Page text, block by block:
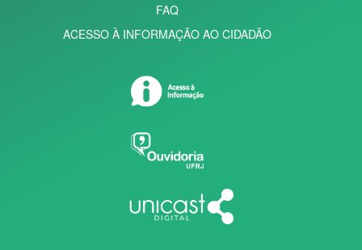
FAQ
ACESSO À INFORMAÇÃO AO CIDADÃO